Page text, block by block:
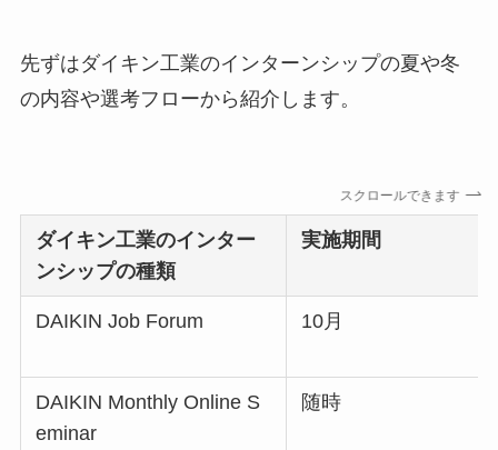
先ずはダイキン工業のインターンシップの夏や冬
の内容や選考フローから紹介します。
スクロールできます
ダイキン工業のインター
ンシップの種類
実施期間
DAIKIN Job Forum 10月
DAIKIN Monthly Online S
eminar
随時